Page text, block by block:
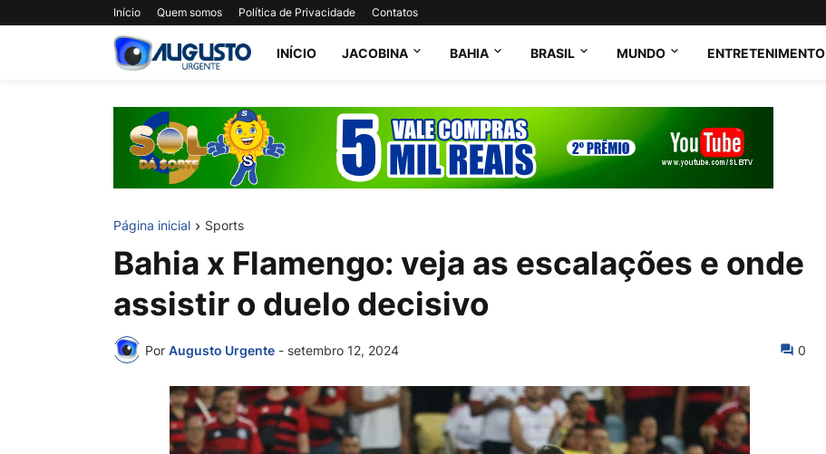
Início Quem somos Política de Privacidade Contatos
INÍCIO JACOBINA BAHIA BRASIL MUNDO ENTRETENIMENTO
Página inicial Sports
Bahia x Flamengo: veja as escalações e onde
assistir o duelo decisivo
Por Augusto Urgente - setembro 12, 2024 0